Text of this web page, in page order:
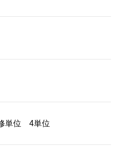
単位 4単位